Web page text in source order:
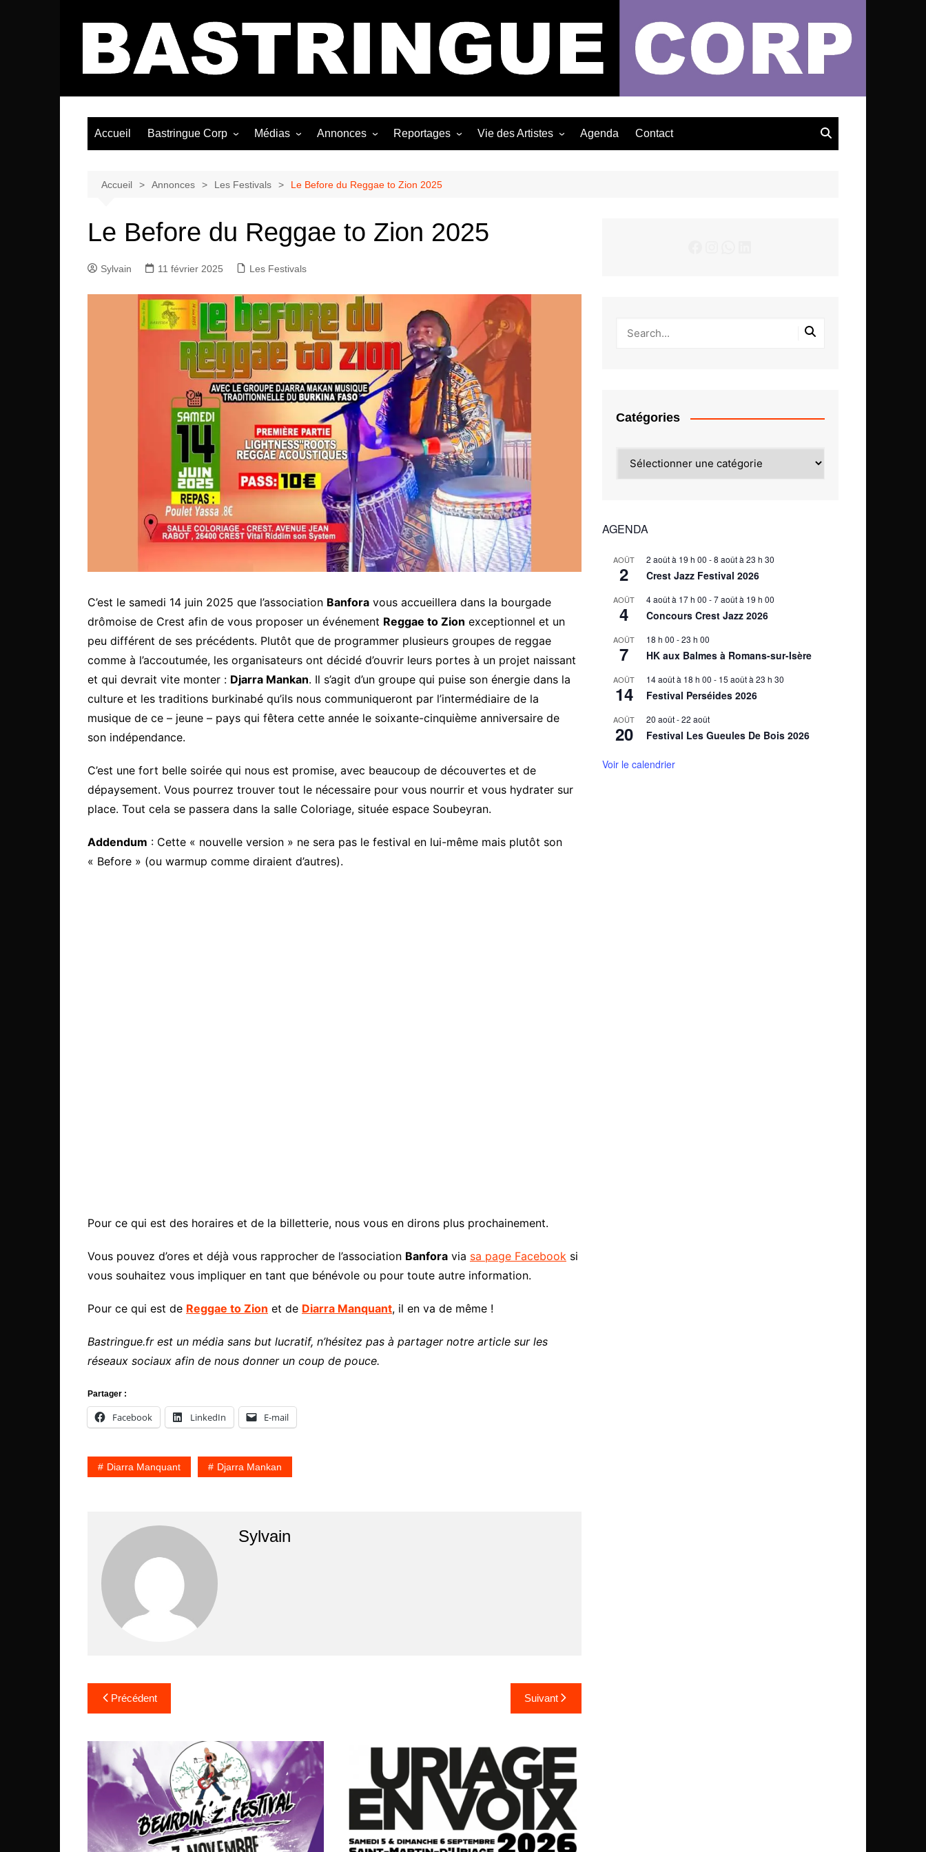
Bastringue Corp – Actualités Musicales
Accueil Bastringue Corp Médias
Albums / EP
Annonces
Les Concerts
Reportages
Photographies
Vie des Artistes Agenda Contact
Accueil Annonces Les Festivals Le Before du Reggae to Zion 2025
Le Before du Reggae to Zion 2025
Sylvain 11 février 2025 Les Festivals
C’est le samedi 14 juin 2025 que l’association Banfora vous accueillera dans la bourgade
drômoise de Crest afin de vous proposer un événement Reggae to Zion exceptionnel et un
peu différent de ses précédents. Plutôt que de programmer plusieurs groupes de reggae
comme à l’accoutumée, les organisateurs ont décidé d’ouvrir leurs portes à un projet naissant
et qui devrait vite monter : Djarra Mankan. Il s’agit d’un groupe qui puise son énergie dans la
culture et les traditions burkinabé qu’ils nous communiqueront par l’intermédiaire de la
musique de ce – jeune – pays qui fêtera cette année le soixante-cinquième anniversaire de
son indépendance.
C’est une fort belle soirée qui nous est promise, avec beaucoup de découvertes et de
dépaysement. Vous pourrez trouver tout le nécessaire pour vous nourrir et vous hydrater sur
place. Tout cela se passera dans la salle Coloriage, située espace Soubeyran.
Addendum : Cette « nouvelle version » ne sera pas le festival en lui-même mais plutôt son
« Before » (ou warmup comme diraient d’autres).
Pour ce qui est des horaires et de la billetterie, nous vous en dirons plus prochainement.
Vous pouvez d’ores et déjà vous rapprocher de l’association Banfora via sa page Facebook si
vous souhaitez vous impliquer en tant que bénévole ou pour toute autre information.
Pour ce qui est de Reggae to Zion et de Diarra Manquant, il en va de même !
Bastringue.fr est un média sans but lucratif, n’hésitez pas à partager notre article sur les
réseaux sociaux afin de nous donner un coup de pouce.
Partager :
Facebook LinkedIn E-mail
Diarra Manquant Djarra Mankan
Sylvain
Navigation
de
l’article
Précédent Suivant
Catégories
AGENDA
AOÛT
2
2 août à 19 h 00 -8 août à 23 h 30
Crest Jazz Festival 2026
AOÛT
4
4 août à 17 h 00 -7 août à 19 h 00
Concours Crest Jazz 2026
AOÛT
7
18 h 00 -23 h 00
HK aux Balmes à Romans-sur-Isère
AOÛT
14
14 août à 18 h 00 - 15 août à 23 h 30
Festival Perséides 2026
AOÛT
20
20 août-22 août
Festival Les Gueules De Bois 2026
Voir le calendrier